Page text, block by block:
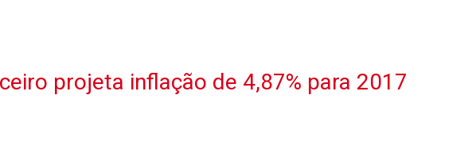
projeta inflação de 4,87% para 2017